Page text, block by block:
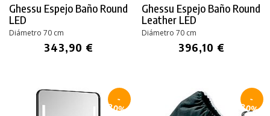
Ghessu Espejo Baño Round
LED
Diámetro 70 cm
343,90 €
Ghessu Espejo Baño Round
Leather LED
Diámetro 70 cm
396,10 €
-
30%
-
30%